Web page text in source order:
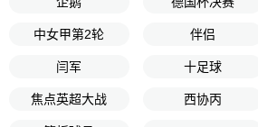
中女甲第2轮 伴侣
闫军 十足球
焦点英超大战 西协丙